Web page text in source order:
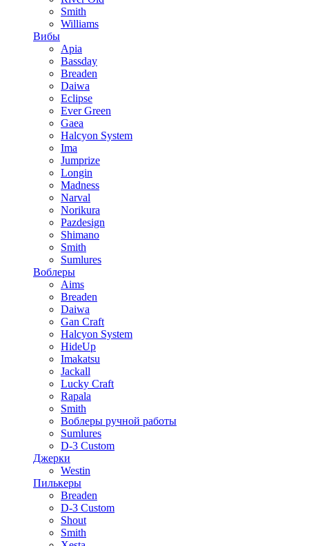
Smith
Williams
Вибы
Apia
Bassday
Breaden
Daiwa
Eclipse
Ever Green
Gaea
Halcyon System
Ima
Jumprize
Longin
Madness
Narval
Norikura
Pazdesign
Shimano
Smith
Sumlures
Воблеры
Aims
Breaden
Daiwa
Gan Craft
Halcyon System
HideUp
Imakatsu
Jackall
Lucky Craft
Rapala
Smith
Воблеры ручной работы
Sumlures
D-3 Custom
Джерки
Westin
Пилькеры
Breaden
D-3 Custom
Shout
Smith